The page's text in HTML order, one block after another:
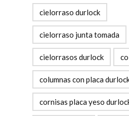
cielorraso durlock
cielorraso junta tomada
cielorrasos durlock
columnas con placa
cornisas placa yeso